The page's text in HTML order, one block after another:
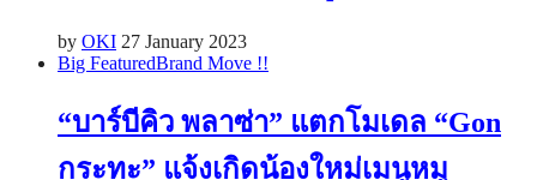
by OKI 27 January 2023
Big FeaturedBrand Move !!
“บาร์บีคิว พลาซ่า” แตกโมเดล “Gon
กระทะ” แจ้งเกิดน้องใหม่เมนูหมู